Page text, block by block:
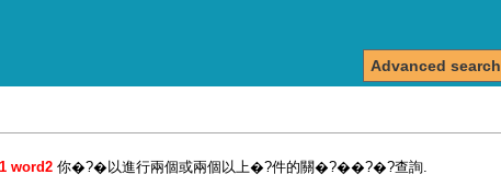
Advanced search
word2 你�?�以進行兩個或兩個以上�?件的關�?��?�?查詢.